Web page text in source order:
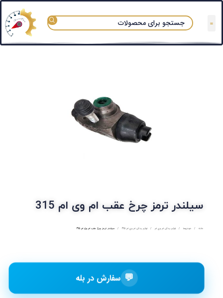
سیلندر ترمز چرخ عقب ام وی ام 315
خانه خودروها لوازم یدکی ام وی ام لوازم یدکی ام وی ام 315 سیلندر ترمز چرخ عقب ام وی ام 315
💬 سفارش در بله